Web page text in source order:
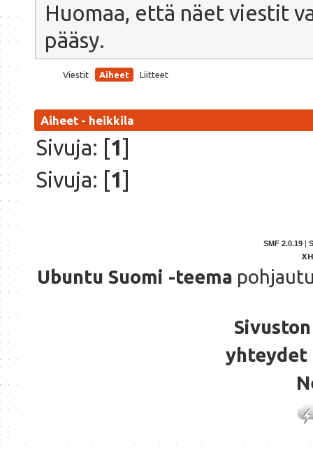
Huomaa, että näet viestit
pääsy.
Viestit Aiheet Liitteet
Aiheet - heikkila
Sivuja: [1]
Sivuja: [1]
SMF 2.0.19
Ubuntu Suomi -teema
yhteydet